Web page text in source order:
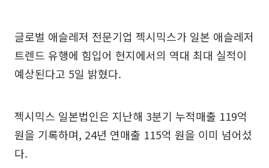
글로벌 애슬레저 전문기업 젝시믹스가 일본 애슬레저
트렌드 유행에 힘입어 현지에서의 역대 최대 실적이
예상된다고 5일 밝혔다.
젝시믹스 일본법인은 지난해 3분기 누적매출 119억
원을 기록하며, 24년 연매출 115억 원을 이미 넘어섰
다.